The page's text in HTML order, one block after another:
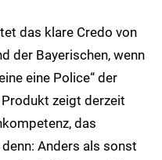
das klare Credo von
der Bayerischen, wenn
eine Police“ der
zeigt derzeit
das
Anders als sonst